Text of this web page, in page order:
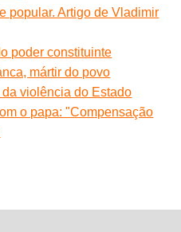
popular. Artigo de Vladimir
poder constituinte
mártir do povo
violência do Estado
o papa: "Compensação